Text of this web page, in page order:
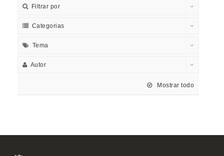
Filtrar por
Categorias
Tema
Autor
Mostrar todo